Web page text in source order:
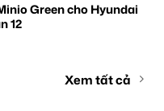
Green cho Hyundai
12
Xem tất cả